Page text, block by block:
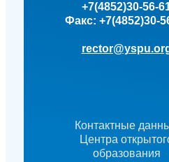
+7(4852)30-56-
Факс: +7(4852)30-
Контактные
Центра
образования